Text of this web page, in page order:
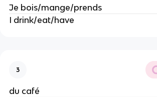
Je bois/mange/prends
I drink/eat/have
3
du café